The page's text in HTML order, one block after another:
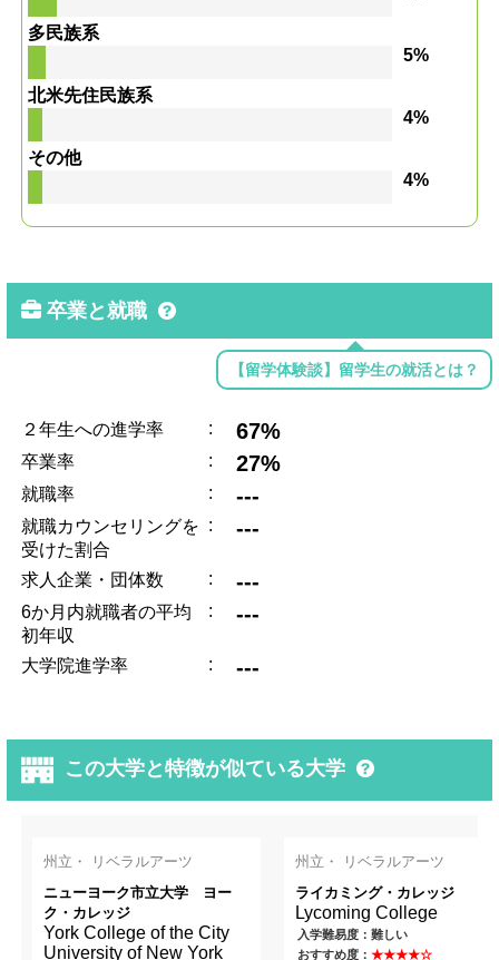
多民族系
5%
北米先住民族系
4%
その他
4%
卒業と就職
【留学体験談】留学生の就活とは？
２年生への進学率 : 67%
卒業率 : 27%
就職率 : ---
就職カウンセリングを
受けた割合
: ---
求人企業・団体数 : ---
6か月内就職者の平均
初年収
: ---
大学院進学率 : ---
この大学と特徴が似ている大学
州立・ リベラルアーツ
ニューヨーク市立大学 ヨー
ク・カレッジ
York College of the City
University of New York
州立・ リベラルアーツ
ライカミング・カレッジ
Lycoming College
入学難易度：難しい
おすすめ度： ★★★★☆